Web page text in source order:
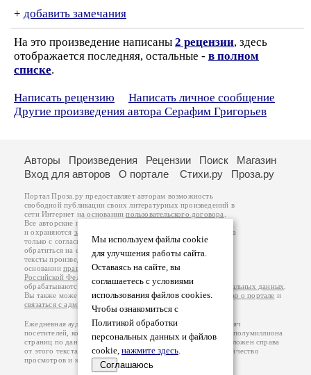
+ добавить замечания
На это произведение написаны 2 рецензии, здесь
отображается последняя, остальные - в полном
списке.
Написать рецензию
Написать личное сообщение
Другие произведения автора Серафим Григорьев
Мы используем файлы cookie
для улучшения работы сайта.
Оставаясь на сайте, вы
соглашаетесь с условиями
использования файлов cookies.
Чтобы ознакомиться с
Политикой обработки
персональных данных и файлов
cookie, нажмите здесь.
Соглашаюсь
Авторы Произведения Рецензии Поиск
Магазин
Вход для авторов
О портале Стихи.ру Проза.ру
Портал Проза.ру предоставляет авторам возможность
свободной публикации своих литературных произведений в
сети Интернет на основаниипользовательского договора
Все авторские права на произведения принадлежат авторам
и охраняются законом
. Перепечатка произведений возможна
только с согласия его автора, к которому вы можете
обратиться на его авторской странице. Ответственность за
тексты произведений авторы несут самостоятельно на
основанииправил публикацииизаконодательства
Российской Федерации
обрабатываются на основанииПолитики обработки персональных данных
Вы также можете посмотреть более подробнуюинформацию о портале и
связаться с администрацией
Ежедневная аудитория портала Проза.ру – порядка 100 тысяч
посетителей, которые в общей сумме просматривают более полумиллиона
страниц по данным счетчика посещаемости, который расположен справа
от этого текста. В каждой графе указано по две цифры: количество
просмотров и количество посетителей.